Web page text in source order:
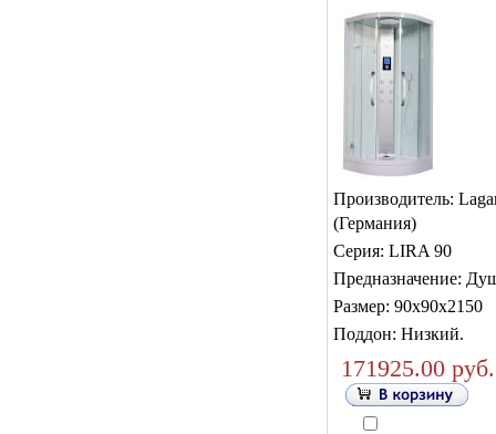
Производитель:
(Германия)
Серия: LIRA 90
Предназначение:
Размер: 90х90х2150
Поддон: Низкий.
171925.00 руб.